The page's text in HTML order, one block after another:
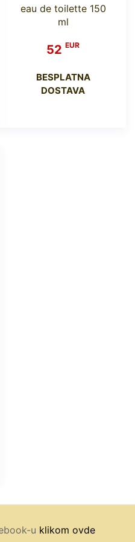
eau de toilette 150
ml
52 EUR
BESPLATNA
DOSTAVA
u klikom ovde